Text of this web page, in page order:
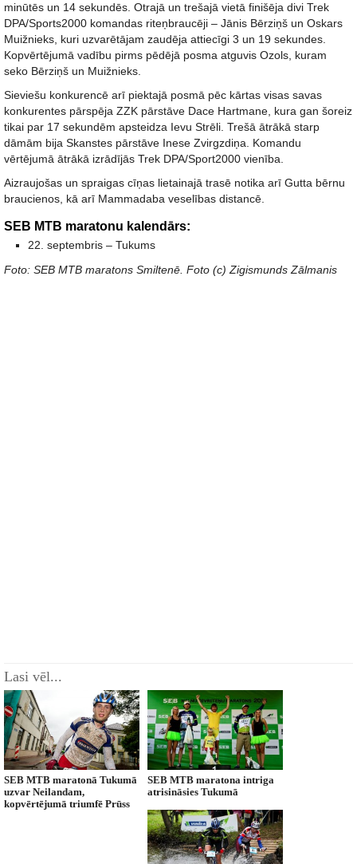
minūtēs un 14 sekundēs. Otrajā un trešajā vietā finišēja divi Trek
DPA/Sports2000 komandas riteņbraucēji – Jānis Bērziņš un Oskars
Muižnieks, kuri uzvarētājam zaudēja attiecīgi 3 un 19 sekundes.
Kopvērtējumā vadību pirms pēdējā posma atguvis Ozols, kuram
seko Bērziņš un Muižnieks.
Sieviešu konkurencē arī piektajā posmā pēc kārtas visas savas
konkurentes pārspēja ZZK pārstāve Dace Hartmane, kura gan šoreiz
tikai par 17 sekundēm apsteidza Ievu Strēli. Trešā ātrākā starp
dāmām bija Skanstes pārstāve Inese Zvirgzdiņa. Komandu
vērtējumā ātrākā izrādījās Trek DPA/Sport2000 vienība.
Aizraujošas un spraigas cīņas lietainajā trasē notika arī Gutta bērnu
braucienos, kā arī Mammadaba veselības distancē.
SEB MTB maratonu kalendārs:
22. septembris – Tukums
Foto: SEB MTB maratons Smiltenē. Foto (c) Zigismunds Zālmanis
Lasi vēl...
SEB MTB maratonā Tukumā
uzvar Neilandam,
kopvērtējumā triumfē Prūss
SEB MTB maratona intriga
atrisināsies Tukumā